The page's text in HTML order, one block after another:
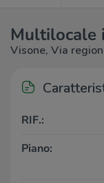
Multilocale
Visone, Via
RIF.:
Piano: